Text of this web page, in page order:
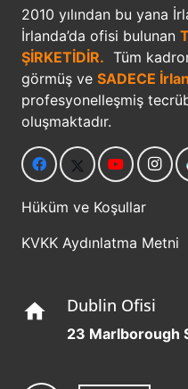
2010 yılından bu yana
İrlanda’da ofisi bulunan
ŞİRKETİDİR. Tüm
görmüş ve SADECE
profesyonelleşmiş
oluşmaktadır.
Hüküm ve Koşullar
KVKK Aydınlatma Metni
home Dublin Ofisi
23 Marlborough